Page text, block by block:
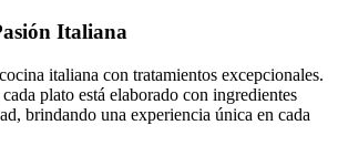
Italiana
italiana con tratamientos excepcionales.
plato está elaborado con ingredientes
brindando una experiencia única en cada